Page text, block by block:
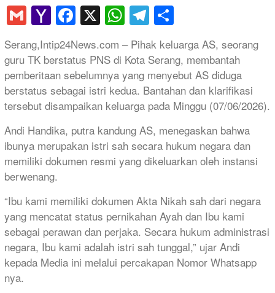
GmailYahoo
Mail
Facebook
X WhatsApp
Telegram
Serang,Intip24News.com – Pihak keluarga AS, seorang
guru TK berstatus PNS di Kota Serang, membantah
pemberitaan sebelumnya yang menyebut AS diduga
berstatus sebagai istri kedua. Bantahan dan klarifikasi
tersebut disampaikan keluarga pada Minggu (07/06/2026).
Andi Handika, putra kandung AS, menegaskan bahwa
ibunya merupakan istri sah secara hukum negara dan
memiliki dokumen resmi yang dikeluarkan oleh instansi
berwenang.
“Ibu kami memiliki dokumen Akta Nikah sah dari negara
yang mencatat status pernikahan Ayah dan Ibu kami
sebagai perawan dan perjaka. Secara hukum administrasi
negara, Ibu kami adalah istri sah tunggal,” ujar Andi
kepada Media ini melalui percakapan Nomor Whatsapp
nya.